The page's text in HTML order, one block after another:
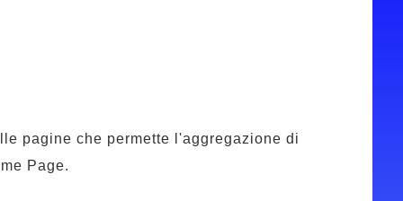
pagine che permette l'aggregazione di
Page.